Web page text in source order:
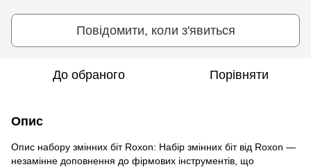
Повідомити, коли з'явиться
До обраного Порівняти
Опис
Опис набору змінних біт Roxon: Набір змінних біт від Roxon —
незамінне доповнення до фірмових інструментів, що